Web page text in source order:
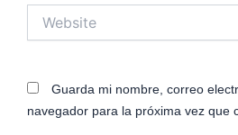
Guarda mi nombre, correo
navegador para la próxima vez que